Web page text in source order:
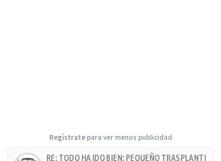
Regístratepara ver menos publicidad
RE: TODO HA IDO BIEN: PEQUEÑO TRASPLANTE,